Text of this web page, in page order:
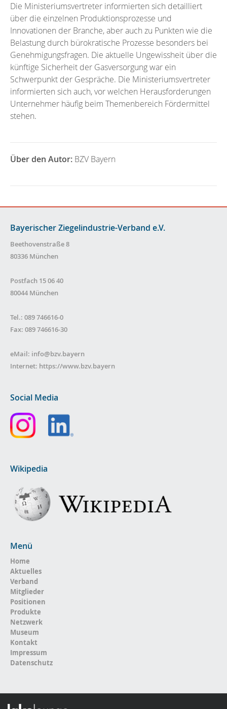
Die Ministeriumsvertreter informierten sich detailliert
über die einzelnen Produktionsprozesse und
Innovationen der Branche, aber auch zu Punkten wie die
Belastung durch bürokratische Prozesse besonders bei
Genehmigungsfragen. Die aktuelle Ungewissheit über die
künftige Sicherheit der Gasversorgung war ein
Schwerpunkt der Gespräche. Die Ministeriumsvertreter
informierten sich auch, vor welchen Herausforderungen
Unternehmer häufig beim Themenbereich Fördermittel
stehen.
Über den Autor: BZV Bayern
Bayerischer Ziegelindustrie-Verband e.V.
Beethovenstraße 8
80336 München
Postfach 15 06 40
80044 München
Tel.: 089 746616-0
Fax: 089 746616-30
eMail: info@bzv.bayern
Internet: https://www.bzv.bayern
Social Media
Wikipedia
Menü
Home
Aktuelles
Verband
Mitglieder
Positionen
Produkte
Netzwerk
Museum
Kontakt
Impressum
Datenschutz